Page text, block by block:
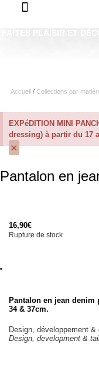
Accueil / Collections par
EXPéDITION MINI
dressing) à partir du 17
×
Pantalon en
16,90€
Rupture de stock
Pantalon en jean denim
34 & 37cm.
Design, développement
Design, development &